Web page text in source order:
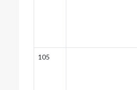
105